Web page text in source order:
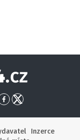
Globe24
Přejít
Facebook
Přejít
X
Inzerce